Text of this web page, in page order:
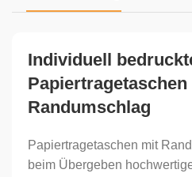
Nein
Partieller UV-Lack
Ja
Individuell
Randumschlag
Papiertragetaschen mit
beim Übergeben